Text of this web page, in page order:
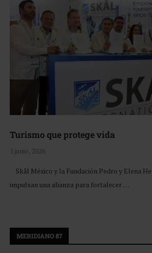
Turismo que protege vida
1 junio, 2026
Skål México y la Fundación Pedro y Elena
impulsan una alianza para fortalecer …
MERIDIANO 87